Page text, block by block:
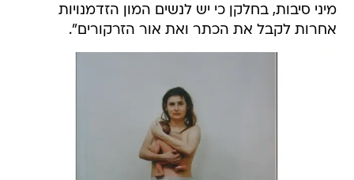
מיני סיבות, בחלקן כי יש לנשים המון הזדמנויות
אחרות לקבל את הכתר ואת אור הזרקורים".